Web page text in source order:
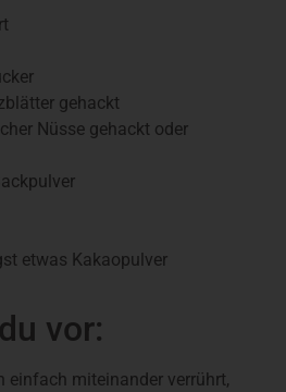
gehackt
Nüsse gehackt oder
etwas Kakaopulver
vor:
einfach miteinander verrührt,